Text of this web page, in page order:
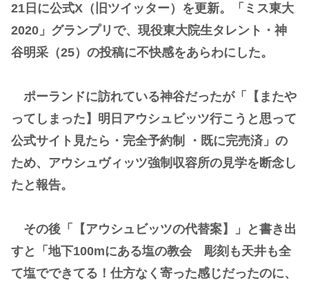
21日に公式X（旧ツイッター）を更新。「ミス東大
2020」グランプリで、現役東大院生タレント・神
谷明采（25）の投稿に不快感をあらわにした。
ポーランドに訪れている神谷だったが「【またや
ってしまった】明日アウシュビッツ行こうと思って
公式サイト見たら・完全予約制 ・既に完売済」の
ため、アウシュヴィッツ強制収容所の見学を断念し
たと報告。
その後「【アウシュビッツの代替案】」と書き出
すと「地下100mにある塩の教会 彫刻も天井も全
て塩でできてる！仕方なく寄った感じだったのに、